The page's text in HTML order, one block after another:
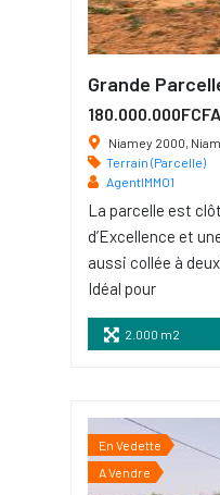
Grande
180.000.000FCFA
Niamey 2000,
Terrain (Parcelle)
AgentIMMO1
La parcelle est
d’Excellence et
aussi collée à
Idéal pour
2.000 m2
En Vedette
A Vendre